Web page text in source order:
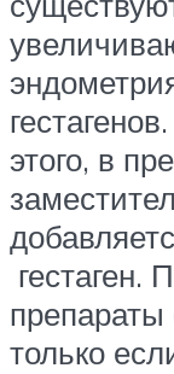
этого, в
гестаген.
только